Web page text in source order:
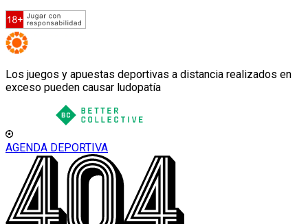
Los juegos y apuestas deportivas a distancia realizados en
exceso pueden causar ludopatía
AGENDA DEPORTIVA